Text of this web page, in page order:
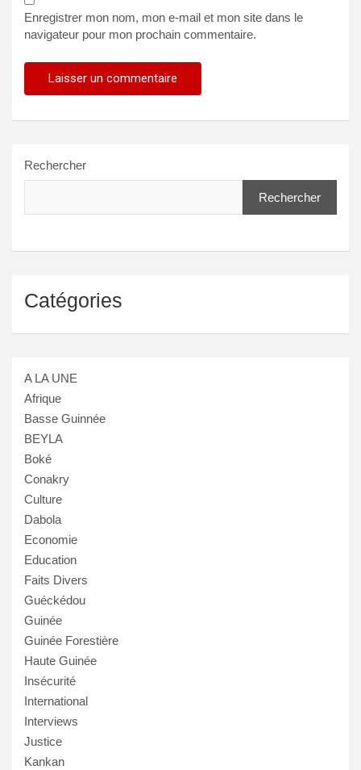
Enregistrer mon nom, mon e-mail et mon site dans le
navigateur pour mon prochain commentaire.
Rechercher
Rechercher
Catégories
A LA UNE
Afrique
Basse Guinnée
BEYLA
Boké
Conakry
Culture
Dabola
Economie
Education
Faits Divers
Guéckédou
Guinée
Guinée Forestière
Haute Guinée
Insécurité
International
Interviews
Justice
Kankan